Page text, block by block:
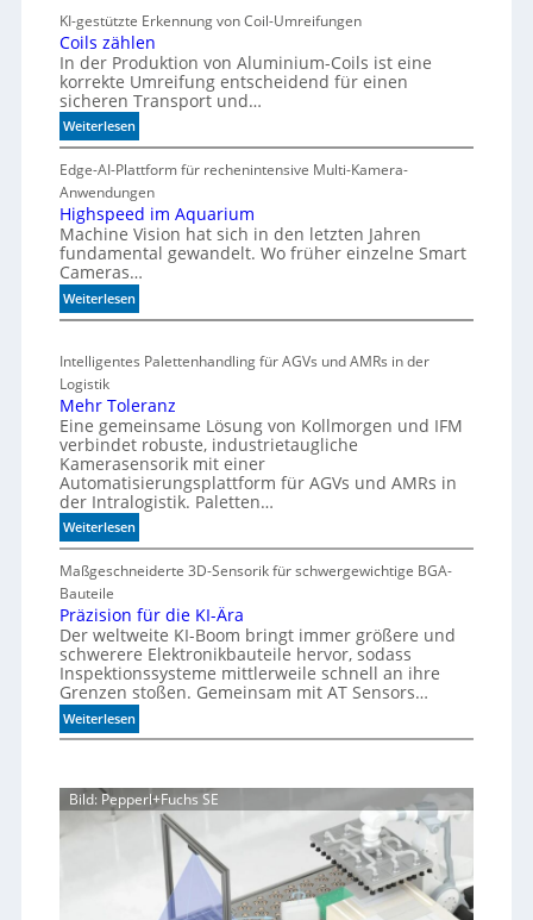
h
t
h
e
m
i
c
h
e
ä
e
d
e
h
n
g
n
k
s
t
r
t
ü
r
m
t
v
r
a
b
l
S
t
u
e
r
u
KI-gestützte Erkennung von Coil-Umreifungen
Coils zählen
In der Produktion von Aluminium-Coils ist eine
korrekte Umreifung entscheidend für einen
sicheren Transport und…
Weiterlesen:
C
o
i
l
s
z
ä
h
l
n
Edge-AI-Plattform für rechenintensive Multi-Kamera-
Anwendungen
Highspeed im Aquarium
Machine Vision hat sich in den letzten Jahren
fundamental gewandelt. Wo früher einzelne Smart
Cameras…
Weiterlesen:
H
g
s
p
e
e
d
i
m
A
q
a
r
i
u
m
Intelligentes Palettenhandling für AGVs und AMRs in der
Logistik
Mehr Toleranz
Eine gemeinsame Lösung von Kollmorgen und IFM
verbindet robuste, industrietaugliche
Kamerasensorik mit einer
Automatisierungsplattform für AGVs und AMRs in
der Intralogistik. Paletten…
Weiterlesen:
M
e
r
T
o
l
e
r
a
Maßgeschneiderte 3D-Sensorik für schwergewichtige BGA-
Bauteile
Präzision für die KI-Ära
Der weltweite KI-Boom bringt immer größere und
schwerere Elektronikbauteile hervor, sodass
Inspektionssysteme mittlerweile schnell an ihre
Grenzen stoßen. Gemeinsam mit AT Sensors…
Weiterlesen:
P
z
Bild: Pepperl+Fuchs SE